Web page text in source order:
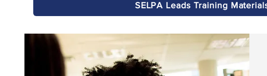
SELPA Leads Training